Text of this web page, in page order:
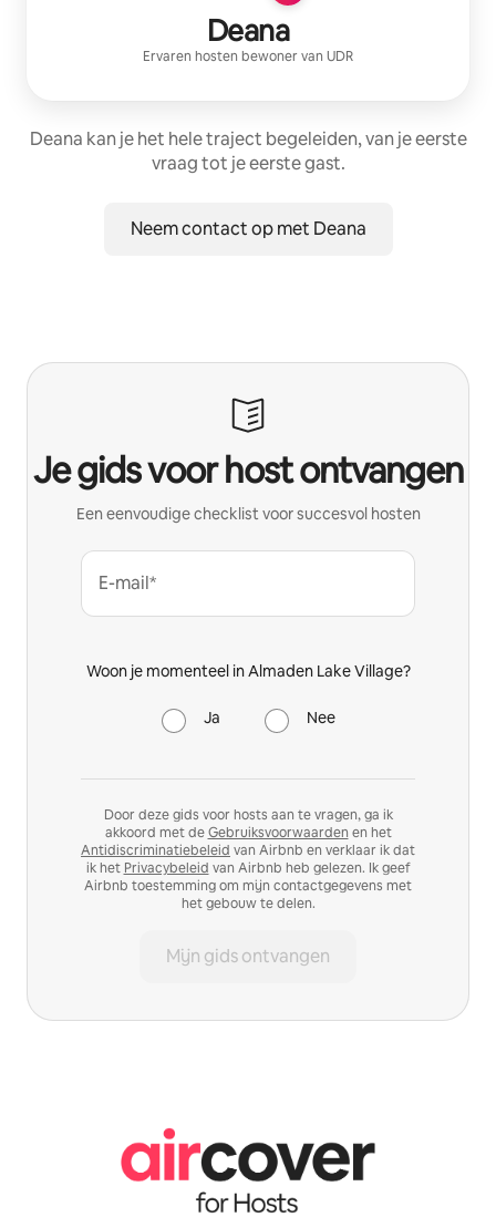
Deana
Ervaren hosten bewoner van UDR
Deana kan je het hele traject begeleiden, van je eerste
vraag tot je eerste gast.
Neem contact op met Deana
Je gids voor host ontvangen
Een eenvoudige checklist voor succesvol hosten
E-mail*
Woon je momenteel in Almaden Lake Village?
Ja Nee
Door deze gids voor hosts aan te vragen, ga ik
akkoord met deGebruiksvoorwaarden en het
Antidiscriminatiebeleid van Airbnb en verklaar ik dat
ik het Privacybeleid van Airbnb heb gelezen. Ik geef
Airbnb toestemming om mijn contactgegevens met
het gebouw te delen.
Mijn gids ontvangen